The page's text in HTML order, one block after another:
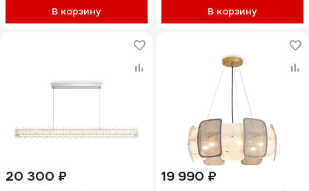
480х85 мм, артикул CLL51
В корзину В корзину
20 300 ₽ 19 990 ₽